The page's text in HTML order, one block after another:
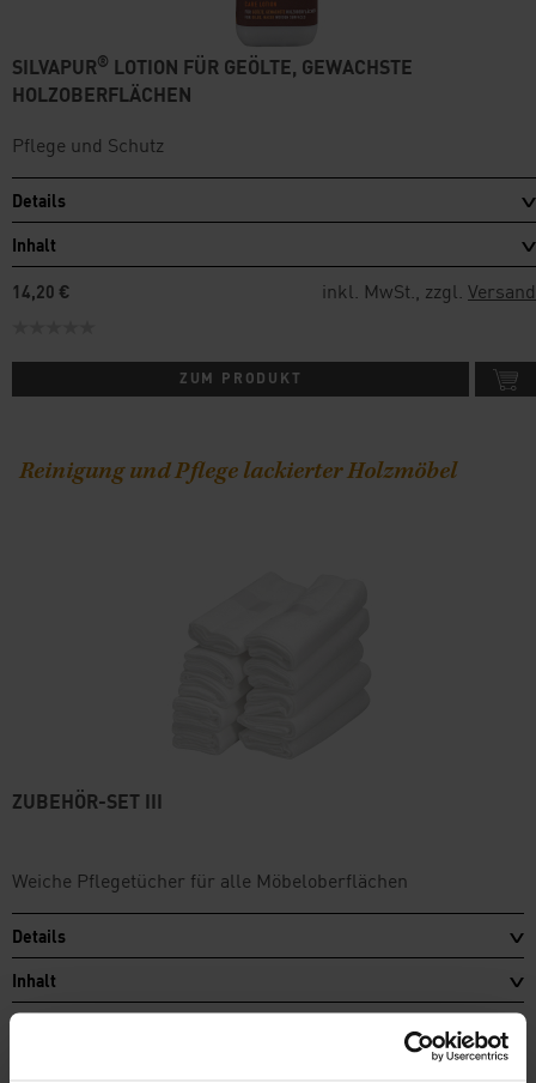
SILVAPUR® LOTION FÜR GEÖLTE, GEWACHSTE
HOLZOBERFLÄCHEN
Pflege und Schutz
Details
Inhalt
14,20 €
inkl. MwSt., zzgl. Versand
ZUM PRODUKT
Reinigung und Pflege lackierter Holzmöbel
ZUBEHÖR-SET III
Weiche Pflegetücher für alle Möbeloberflächen
Details
Inhalt
inkl. MwSt., zzgl. Versand